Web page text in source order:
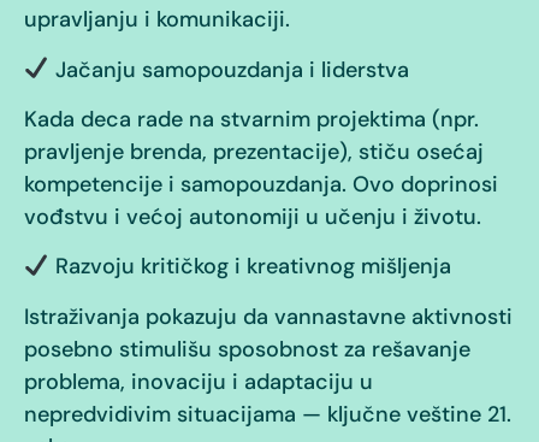
upravljanju i komunikaciji.
Jačanju samopouzdanja i liderstva
Kada deca rade na stvarnim projektima (npr.
pravljenje brenda, prezentacije), stiču osećaj
kompetencije i samopouzdanja. Ovo doprinosi
vođstvu i većoj autonomiji u učenju i životu.
Razvoju kritičkog i kreativnog mišljenja
Istraživanja pokazuju da vannastavne aktivnosti
posebno stimulišu sposobnost za rešavanje
problema, inovaciju i adaptaciju u
nepredvidivim situacijama — ključne veštine 21.